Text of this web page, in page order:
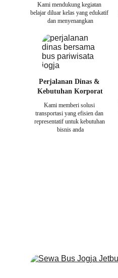
Kami mendukung kegiatan
belajar diluar kelas yang edukatif
dan menyenangkan
Perjalanan Dinas &
Kebutuhan Korporat
Kami memberi solusi
transportasi yang efisien dan
representatif untuk kebutuhan
bisnis anda